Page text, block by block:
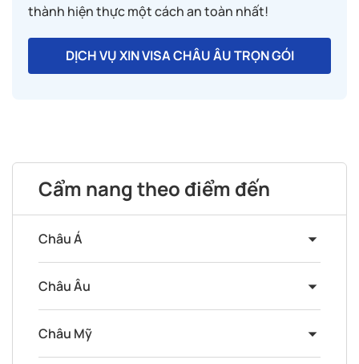
thành hiện thực một cách an toàn nhất!
DỊCH VỤ XIN VISA CHÂU ÂU TRỌN GÓI
Cẩm nang theo điểm đến
Châu Á
Châu Âu
Châu Mỹ